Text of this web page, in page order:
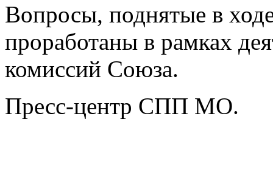
Вопросы, поднятые в
проработаны в рамках
комиссий Союза.
Пресс-центр СПП МО.